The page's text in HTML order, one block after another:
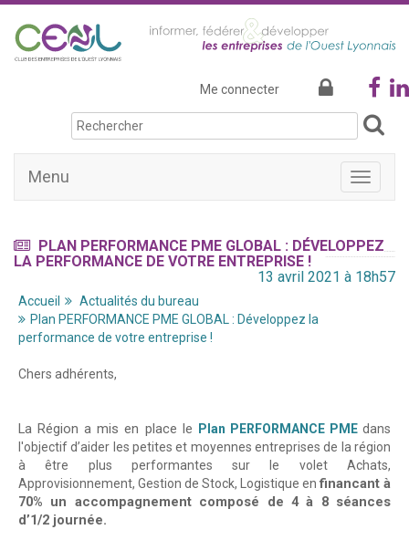
Me connecter
la
Menu
PLAN PERFORMANCE PME GLOBAL : DÉVELOPPEZ
LA PERFORMANCE DE VOTRE ENTREPRISE !
13 avril 2021 à 18h57
Accueil
Actualités du bureau
Plan PERFORMANCE PME GLOBAL : Développez la
performance de votre entreprise !
Chers adhérents,
La Région a mis en place le Plan PERFORMANCE PMEdans
l'objectif d’aider les petites et moyennes entreprises de la région
à être plus performantes sur le volet Achats,
Approvisionnement, Gestion de Stock, Logistique enfinancant à
70% un accompagnement composé de 4 à 8 séances
d’1/2 journée.